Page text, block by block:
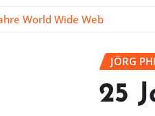
World Wide Web
JÖRG
25